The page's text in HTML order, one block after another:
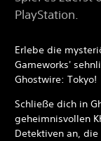
PlayStation.
Erlebe die
Gameworks'
Ghostwire: Tokyo!
Schließe dich in
geheimnisvollen
Detektiven an,